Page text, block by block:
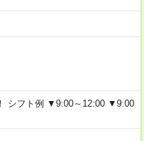
シフト例 ▼9:00～12:00 ▼9:00